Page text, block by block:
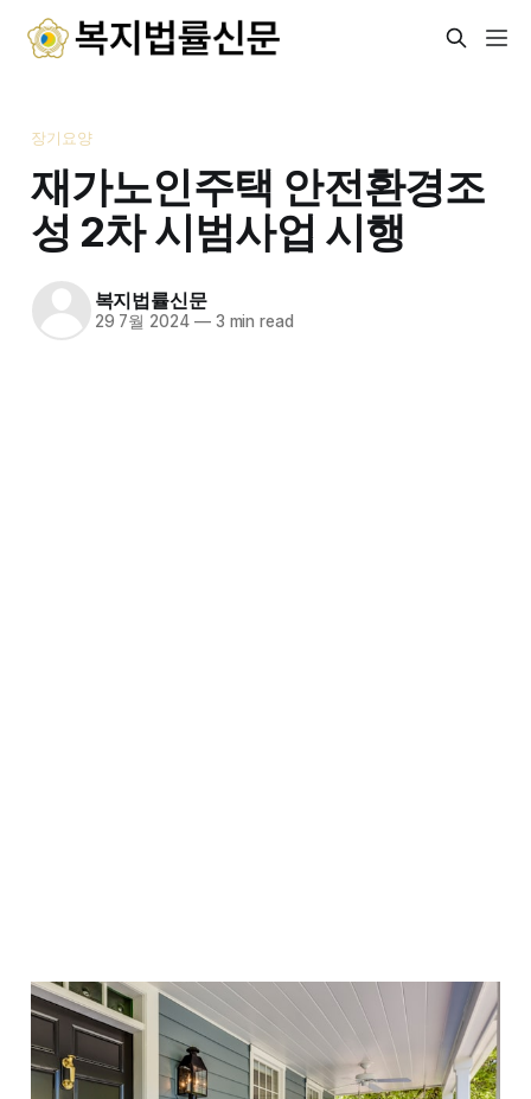
장기요양
재가노인주택 안전환경조
성 2차 시범사업 시행
복지법률신문
29 7월 2024 —3 min read